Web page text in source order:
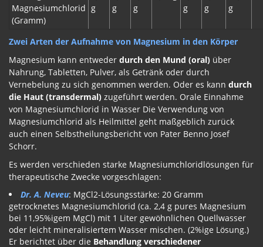
Magnesiumchlorid
(Gramm)
g
g
g
g
g
g
Zwei Arten der Aufnahme von Magnesium in den Körper
Magnesium kann entweder durch den Mund (oral) über
Nahrung, Tabletten, Pulver, als Getränk oder durch
Vernebelung zu sich genommen werden. Oder es kann durch
die Haut (transdermal) zugeführt werden. Orale Einnahme
von Magnesiumchlorid in Wasser Die Verwendung von
Magnesiumchlorid als Heilmittel geht maßgeblich zurück
auch einen Selbstheilungsbericht von Pater Benno Josef
Schorr.
Es werden verschieden starke Magnesiumchloridlösungen für
therapeutische Zwecke vorgeschlagen:
Dr. A. Neveu: MgCl2-Lösungsstärke: 20 Gramm
getrocknetes Magnesiumchlorid (ca. 2,4 g pures Magnesium
bei 11,95%igem MgCl) mit 1 Liter gewöhnlichen Quellwasser
oder leicht mineralisiertem Wasser mischen. (2%ige Lösung.)
Er berichtet über die Behandlung verschiedener